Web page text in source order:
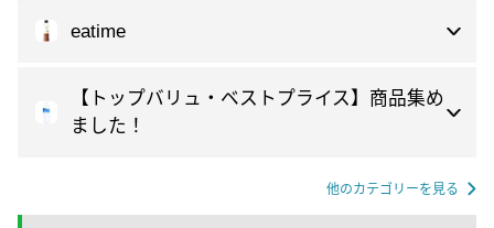
eatime
【トップバリュ・ベストプライス】商品集め
ました！
他のカテゴリーを見る